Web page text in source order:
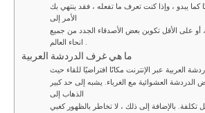
كما يبدو ، وإذا كنت تعرف ما تفعله ، فقد ينتهي بك
الأمر إلى
على الأقل تكوين بعض الأصدقاء الجدد من جميع
انحاء العالم .
ما هي غرف الدردشة العربية
العربية عبر الإنترنت مكانًا افتراضيًا للقاء حيث
العشوائية مع الغرباء. يشبه إلى حد كبير
الذهاب إلى
تكلفة. بالإضافة إلى ذلك ، لا تخاطر بالظهور كغبي